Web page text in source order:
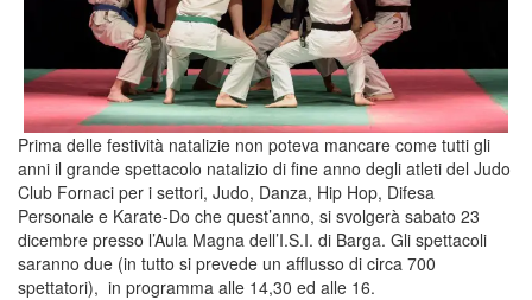
Prima delle festività natalizie non poteva mancare come tutti gli
anni il grande spettacolo natalizio di fine anno degli atleti del Judo
Club Fornaci per i settori, Judo, Danza, Hip Hop, Difesa
Personale e Karate-Do che quest’anno, si svolgerà sabato 23
dicembre presso l’Aula Magna dell’I.S.I. di Barga. Gli spettacoli
saranno due (in tutto si prevede un afflusso di circa 700
spettatori), in programma alle 14,30 ed alle 16.